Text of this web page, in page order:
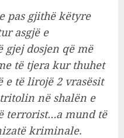
pas gjithë këtyre
asgjë e
dosjen që më
të tjera kur thuhet
e të lirojë 2 vrasësit
në shalën e
terrorist…a mund të
kriminale.